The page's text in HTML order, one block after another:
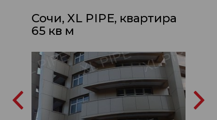
Сочи, XL PIPE, квартира
65 кв м